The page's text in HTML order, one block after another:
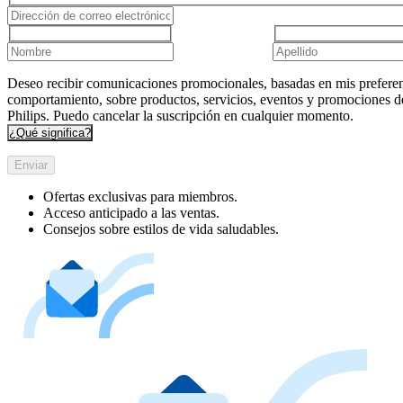
Deseo recibir comunicaciones promocionales, basadas en mis
comportamiento, sobre productos, servicios, eventos y promociones
Philips. Puedo cancelar la suscripción en cualquier momento.
¿Qué significa?
Enviar
Ofertas exclusivas para miembros.
Acceso anticipado a las ventas.
Consejos sobre estilos de vida saludables.